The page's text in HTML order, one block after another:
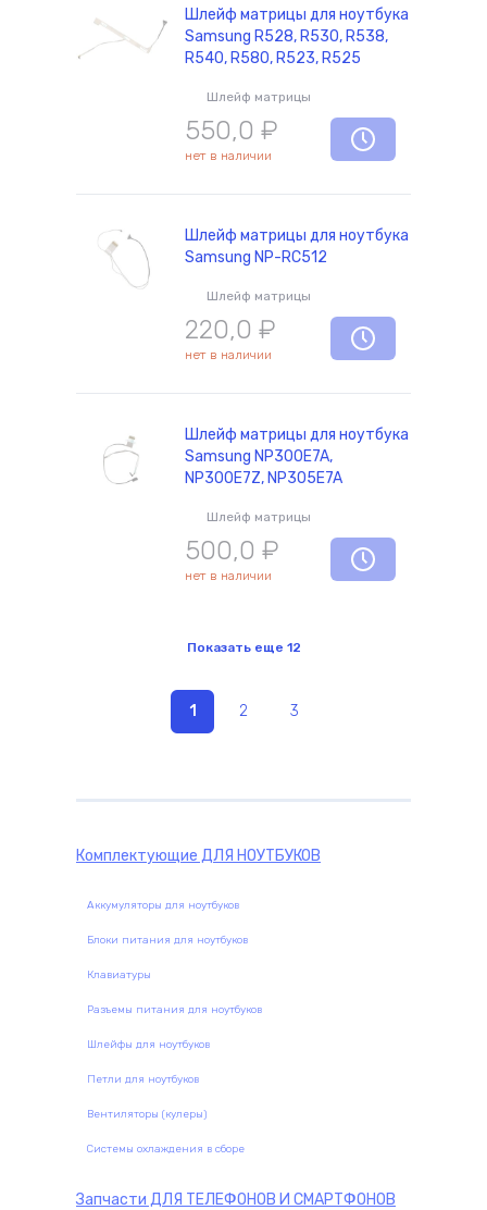
Шлейф матрицы для ноутбука
Samsung R528, R530, R538,
R540, R580, R523, R525
Шлейф матрицы
550,0 ₽
нет в наличии
Шлейф матрицы для ноутбука
Samsung NP-RC512
Шлейф матрицы
220,0 ₽
нет в наличии
Шлейф матрицы для ноутбука
Samsung NP300E7A,
NP300E7Z, NP305E7A
Шлейф матрицы
500,0 ₽
нет в наличии
Показать еще 12
1 2 3
Комплектующие ДЛЯ НОУТБУКОВ
Аккумуляторы для ноутбуков
Блоки питания для ноутбуков
Клавиатуры
Разъемы питания для ноутбуков
Шлейфы для ноутбуков
Петли для ноутбуков
Вентиляторы (кулеры)
Системы охлаждения в сборе
Запчасти ДЛЯ ТЕЛЕФОНОВ И СМАРТФОНОВ